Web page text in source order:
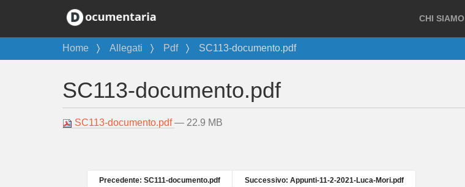
CHI SIAMO
T
u
e
u
Home Allegati Pdf SC113-documento.pdf
SC113-documento.pdf
SC113-documento.pdf— 22.9 MB
Precedente: SC111-documento.pdf Successivo: Appunti-11-2-2021-Luca-Mori.pdf